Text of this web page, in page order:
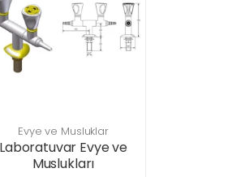
Evye ve Musluklar
Laboratuvar Evye ve
Muslukları